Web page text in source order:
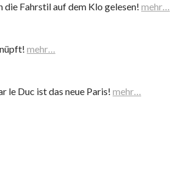
Fahrstil auf dem Klo gelesen! mehr…
mehr…
le Duc ist das neue Paris! mehr…